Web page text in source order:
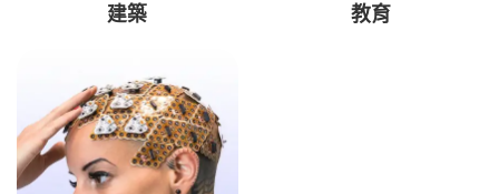
建築 教育